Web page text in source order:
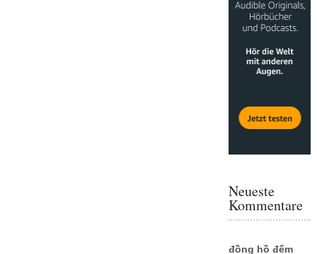
Neueste
Kommentare
đồng hồ đếm